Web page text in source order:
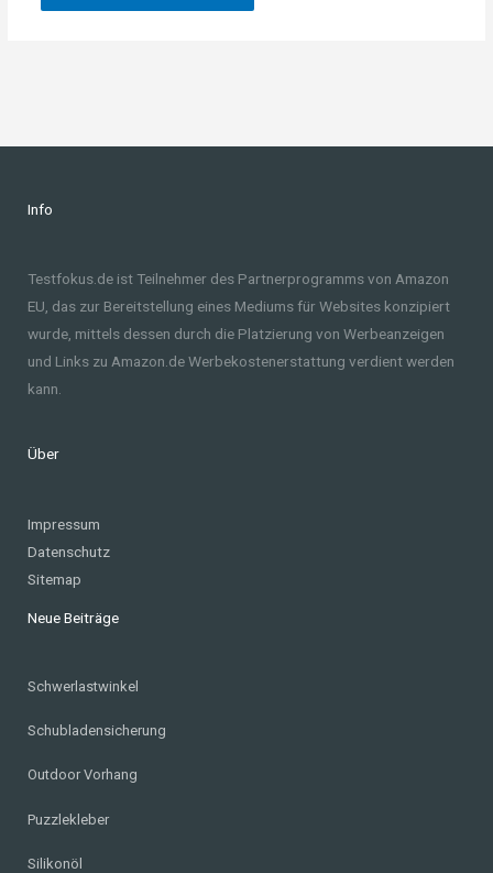
Info
Testfokus.de ist Teilnehmer des Partnerprogramms von Amazon
EU, das zur Bereitstellung eines Mediums für Websites konzipiert
wurde, mittels dessen durch die Platzierung von Werbeanzeigen
und Links zu Amazon.de Werbekostenerstattung verdient werden
kann.
Über
Impressum
Datenschutz
Sitemap
Neue Beiträge
Schwerlastwinkel
Schubladensicherung
Outdoor Vorhang
Puzzlekleber
Silikonöl